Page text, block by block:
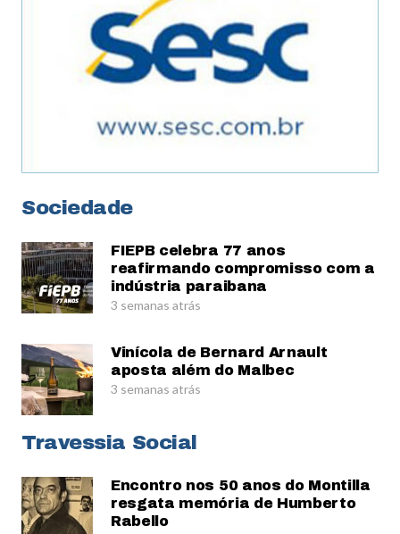
Sociedade
FIEPB celebra 77 anos
reafirmando compromisso com a
indústria paraibana
3 semanas atrás
Vinícola de Bernard Arnault
aposta além do Malbec
3 semanas atrás
Travessia Social
Encontro nos 50 anos do Montilla
resgata memória de Humberto
Rabello